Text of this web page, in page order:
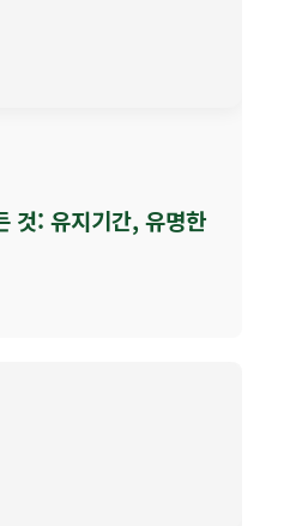
것: 유지기간, 유명한